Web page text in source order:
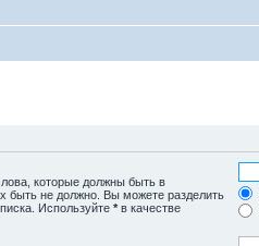
которые должны быть в
быть не должно. Вы можете разделить
Используйте * в качестве